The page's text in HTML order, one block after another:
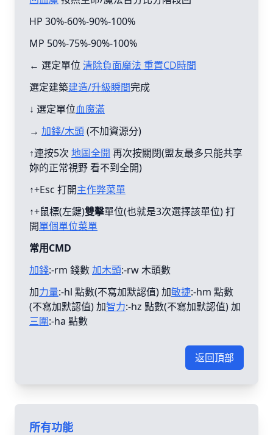
HP 30%-60%-90%-100%
MP 50%-75%-90%-100%
← 選定單位 清除負面魔法 重置CD時間
選定建築建造/升級瞬間完成
↓ 選定單位血魔滿
→ 加錢/木頭(不加資源分)
↑連按5次 地圖全開 再次按關閉(盟友最多只能共享
妳的正常視野 看不到全開)
↑+Esc 打開主作弊菜單
↑+鼠標(左鍵)雙擊單位(也就是3次選擇該單位) 打
開單個單位菜單
常用CMD
加錢:-rm 錢數加木頭:-rw 木頭數
加力量:-hl 點數(不寫加默認值) 加敏捷:-hm 點數
(不寫加默認值) 加智力:-hz 點數(不寫加默認值) 加
三圍:-ha 點數
返回頂部
所有功能